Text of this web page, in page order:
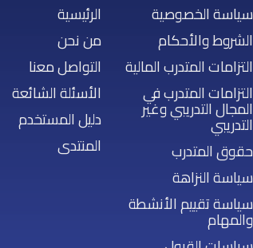
سياسة الخصوصية
الشروط والأحكام
التزامات المتدرب المالية
التزامات المتدرب في
المجال التدريبي وغير
التدريبي
حقوق المتدرب
سياسة النزاهة
سياسة تقييم الأنشطة
والمهام
الرئيسية
من نحن
التواصل معنا
الأسئلة الشائعة
دليل المستخدم
المنتدى